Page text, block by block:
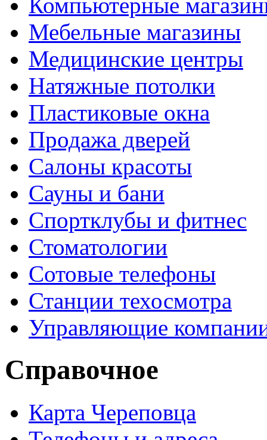
Мебельные магазины
Медицинские центры
Натяжные потолки
Пластиковые окна
Продажа дверей
Салоны красоты
Сауны и бани
Спортклубы и фитнес
Стоматологии
Сотовые телефоны
Станции техосмотра
Управляющие
Справочное
Карта Череповца